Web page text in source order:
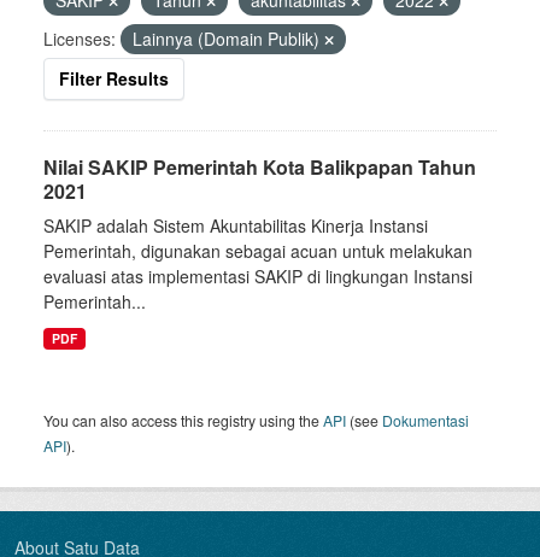
Licenses:
Lainnya (Domain Publik)
Filter Results
Nilai SAKIP Pemerintah Kota Balikpapan Tahun
2021
SAKIP adalah Sistem Akuntabilitas Kinerja Instansi
Pemerintah, digunakan sebagai acuan untuk melakukan
evaluasi atas implementasi SAKIP di lingkungan Instansi
Pemerintah...
PDF
You can also access this registry using theAPI (see Dokumentasi
API).
About Satu Data